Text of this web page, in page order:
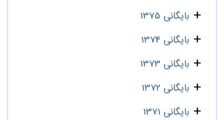
بایگانی 1375
بایگانی 1374
بایگانی 1373
بایگانی 1372
بایگانی 1371